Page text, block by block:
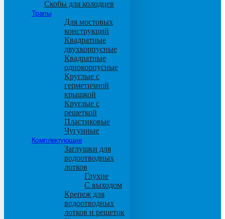
Скобы для колодцев
Трапы
Для мостовых
конструкций
Квадратные
двухкорпусные
Квадратные
однокорпусные
Круглые с
герметичной
крышкой
Круглые с
решеткой
Пластиковые
Чугунные
Комплектующие
Заглушки для
водоотводных
лотков
Глухие
С выходом
Крепеж для
водоотводных
лотков и решеток